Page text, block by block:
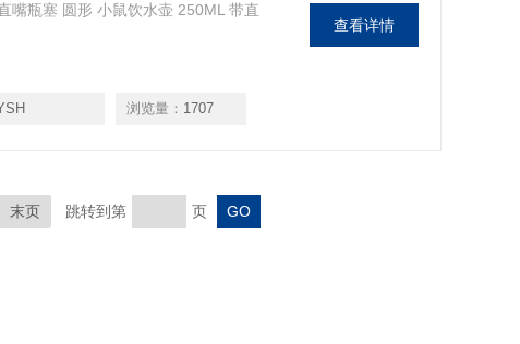
嘴瓶塞 圆形 小鼠饮水壶 250ML 带直
浏览量： 1707
查看详情
末页 跳转到第 页